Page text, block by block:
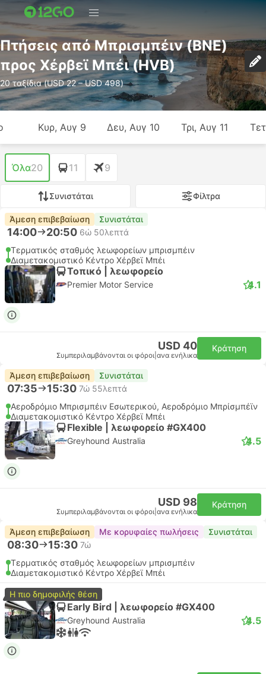
Πτήσεις από Μπρισμπέιν (BNE)
προς Χέρβεϊ Μπέι (HVB)
20 ταξίδια (USD 22 – USD 498)
Κυρ, Αυγ 9 Δευ, Αυγ 10 Τρι, Αυγ 11
Όλα20 11 9
Συνιστάται Φίλτρα
Άμεση επιβεβαίωση Συνιστάται
14:00 20:50 6ώ 50λεπτά
Τερματικός σταθμός λεωφορείων μπρισμπέιν
Διαμετακομιστικό Κέντρο Χέρβεϊ Μπέι
Τοπικό | λεωφορείο
Premier Motor Service 4.1
USD 40
Συμπεριλαμβάνονται οι φόροι ανα ενήλικα
Κράτηση
Άμεση επιβεβαίωση Συνιστάται
07:35 15:30 7ώ 55λεπτά
Αεροδρόμιο Μπρισμπέιν Εσωτερικού, Αεροδρόμιο Μπρίσμπέϊν
Διαμετακομιστικό Κέντρο Χέρβεϊ Μπέι
Flexible | λεωφορείο #GX400
Greyhound Australia 4.5
USD 98
Συμπεριλαμβάνονται οι φόροι ανα ενήλικα
Κράτηση
Άμεση επιβεβαίωση Με κορυφαίες πωλήσεις Συνιστάται
08:30 15:30 7ώ
Τερματικός σταθμός λεωφορείων μπρισμπέιν
Διαμετακομιστικό Κέντρο Χέρβεϊ Μπέι
Η πιο δημοφιλής θέση
Early Bird | λεωφορείο #GX400
Greyhound Australia 4.5